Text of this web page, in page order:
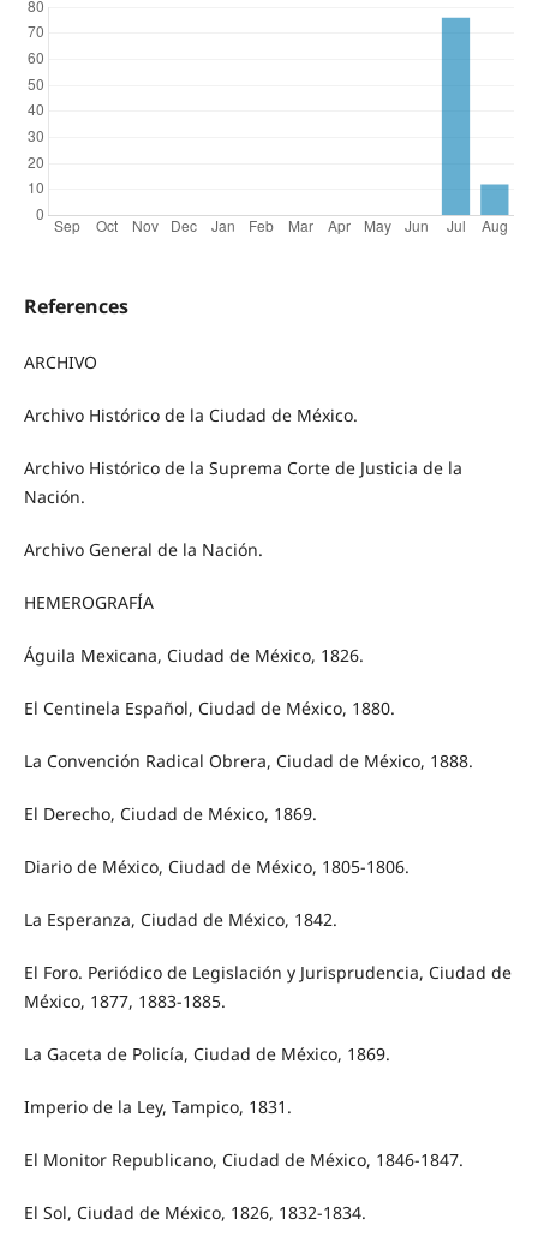
References
ARCHIVO
Archivo Histórico de la Ciudad de México.
Archivo Histórico de la Suprema Corte de Justicia de la
Nación.
Archivo General de la Nación.
HEMEROGRAFÍA
Águila Mexicana, Ciudad de México, 1826.
El Centinela Español, Ciudad de México, 1880.
La Convención Radical Obrera, Ciudad de México, 1888.
El Derecho, Ciudad de México, 1869.
Diario de México, Ciudad de México, 1805-1806.
La Esperanza, Ciudad de México, 1842.
El Foro. Periódico de Legislación y Jurisprudencia, Ciudad de
México, 1877, 1883-1885.
La Gaceta de Policía, Ciudad de México, 1869.
Imperio de la Ley, Tampico, 1831.
El Monitor Republicano, Ciudad de México, 1846-1847.
El Sol, Ciudad de México, 1826, 1832-1834.